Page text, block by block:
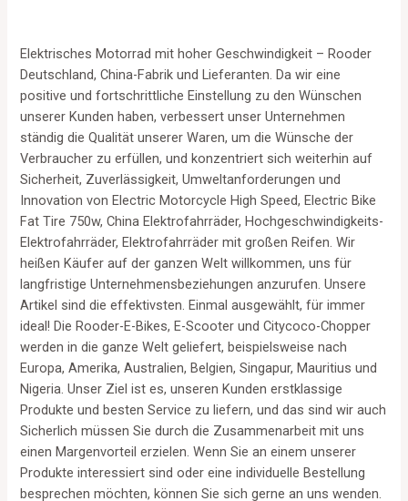
Elektrisches Motorrad mit hoher Geschwindigkeit – Rooder
Deutschland, China-Fabrik und Lieferanten. Da wir eine
positive und fortschrittliche Einstellung zu den Wünschen
unserer Kunden haben, verbessert unser Unternehmen
ständig die Qualität unserer Waren, um die Wünsche der
Verbraucher zu erfüllen, und konzentriert sich weiterhin auf
Sicherheit, Zuverlässigkeit, Umweltanforderungen und
Innovation von Electric Motorcycle High Speed, Electric Bike
Fat Tire 750w, China Elektrofahrräder, Hochgeschwindigkeits-
Elektrofahrräder, Elektrofahrräder mit großen Reifen. Wir
heißen Käufer auf der ganzen Welt willkommen, uns für
langfristige Unternehmensbeziehungen anzurufen. Unsere
Artikel sind die effektivsten. Einmal ausgewählt, für immer
ideal! Die Rooder-E-Bikes, E-Scooter und Citycoco-Chopper
werden in die ganze Welt geliefert, beispielsweise nach
Europa, Amerika, Australien, Belgien, Singapur, Mauritius und
Nigeria. Unser Ziel ist es, unseren Kunden erstklassige
Produkte und besten Service zu liefern, und das sind wir auch
Sicherlich müssen Sie durch die Zusammenarbeit mit uns
einen Margenvorteil erzielen. Wenn Sie an einem unserer
Produkte interessiert sind oder eine individuelle Bestellung
besprechen möchten, können Sie sich gerne an uns wenden.